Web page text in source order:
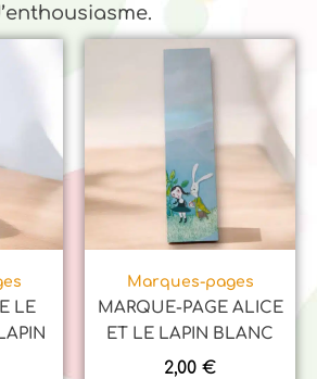
LE
Marques-pages
MARQUE-PAGE ALICE
ET LE LAPIN BLANC
2,00 €